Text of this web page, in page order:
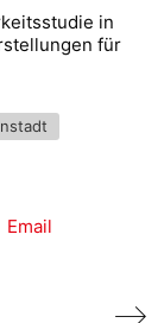
in
für
Email